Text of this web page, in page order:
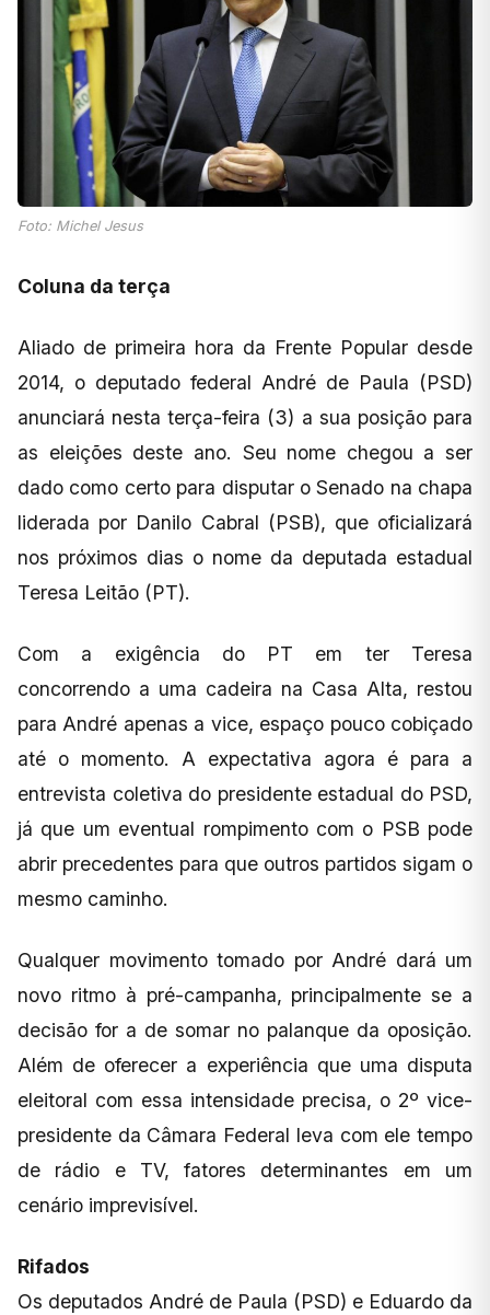
Foto: Michel Jesus
Coluna da terça
Aliado de primeira hora da Frente Popular desde
2014, o deputado federal André de Paula (PSD)
anunciará nesta terça-feira (3) a sua posição para
as eleições deste ano. Seu nome chegou a ser
dado como certo para disputar o Senado na chapa
liderada por Danilo Cabral (PSB), que oficializará
nos próximos dias o nome da deputada estadual
Teresa Leitão (PT).
Com a exigência do PT em ter Teresa
concorrendo a uma cadeira na Casa Alta, restou
para André apenas a vice, espaço pouco cobiçado
até o momento. A expectativa agora é para a
entrevista coletiva do presidente estadual do PSD,
já que um eventual rompimento com o PSB pode
abrir precedentes para que outros partidos sigam o
mesmo caminho.
Qualquer movimento tomado por André dará um
novo ritmo à pré-campanha, principalmente se a
decisão for a de somar no palanque da oposição.
Além de oferecer a experiência que uma disputa
eleitoral com essa intensidade precisa, o 2º vice-
presidente da Câmara Federal leva com ele tempo
de rádio e TV, fatores determinantes em um
cenário imprevisível.
Rifados
Os deputados André de Paula (PSD) e Eduardo da